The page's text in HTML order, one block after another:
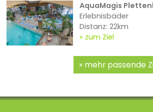
AquaMagis
Erlebnisbäder
Distanz: 22km
zum Ziel
mehr passende